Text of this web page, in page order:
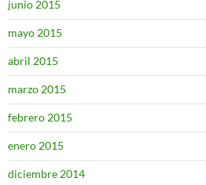
junio 2015
mayo 2015
abril 2015
marzo 2015
febrero 2015
enero 2015
diciembre 2014